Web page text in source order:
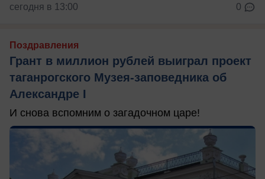
сегодня в 13:00 0
Поздравления
Грант в миллион рублей выиграл проект
таганрогского Музея-заповедника об
Александре I
И снова вспомним о загадочном царе!